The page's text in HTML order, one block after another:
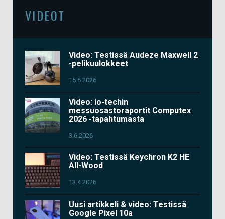
VIDEOT
Video: Testissä Audeze Maxwell 2
-pelikuulokkeet
15.6.2026
Video: io-techin
messuosastoraportit Computex
2026 -tapahtumasta
3.6.2026
Video: Testissä Keychron K2 HE
All-Wood
13.4.2026
Uusi artikkeli & video: Testissä
Google Pixel 10a